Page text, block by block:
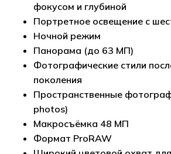
фокусом и глубиной
Портретное освещение с
Ночной режим
Панорама (до 63 МП)
Фотографические стили
поколения
Пространственные
photos)
Макросъёмка 48 МП
Формат ProRAW